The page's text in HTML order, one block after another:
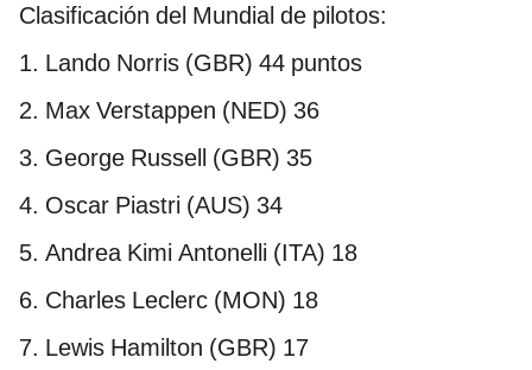
Clasificación del Mundial de pilotos:
1. Lando Norris (GBR) 44 puntos
2. Max Verstappen (NED) 36
3. George Russell (GBR) 35
4. Oscar Piastri (AUS) 34
5. Andrea Kimi Antonelli (ITA) 18
6. Charles Leclerc (MON) 18
7. Lewis Hamilton (GBR) 17